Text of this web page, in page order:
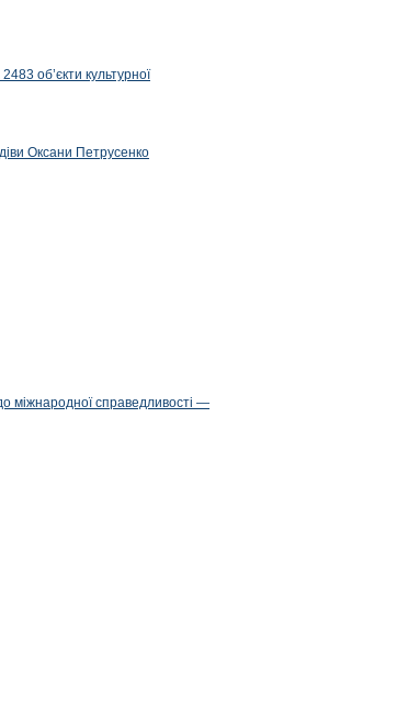
об’єкти культурної
Оксани Петрусенко
міжнародної справедливості —